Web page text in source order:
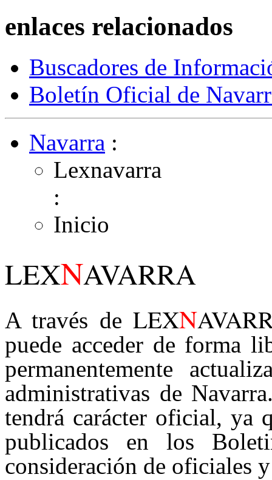
enlaces relacionados
Buscadores de
Boletín Oficial de
Navarra :
Lexnavarra
:
Inicio
LEXNAVARRA
A través de LEXN
puede acceder de forma
permanentemente
administrativas de
tendrá carácter oficial, ya
publicados en los
consideración de oficiales